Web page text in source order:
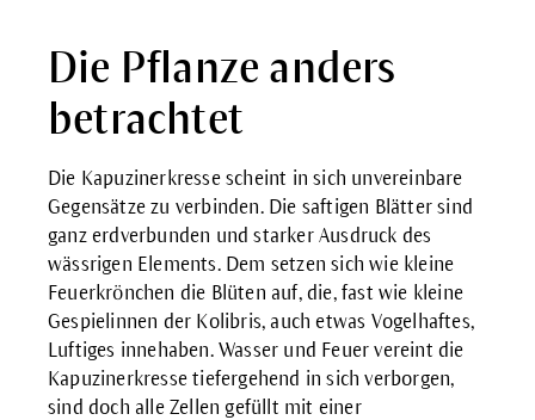
Die Pflanze anders
betrachtet
Die Kapuzinerkresse scheint in sich unvereinbare
Gegensätze zu verbinden. Die saftigen Blätter sind
ganz erdverbunden und starker Ausdruck des
wässrigen Elements. Dem setzen sich wie kleine
Feuerkrönchen die Blüten auf, die, fast wie kleine
Gespielinnen der Kolibris, auch etwas Vogelhaftes,
Luftiges innehaben. Wasser und Feuer vereint die
Kapuzinerkresse tiefergehend in sich verborgen,
sind doch alle Zellen gefüllt mit einer